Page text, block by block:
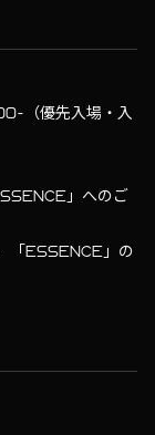
（優先入場・入
」へのご
「ESSENCE」の